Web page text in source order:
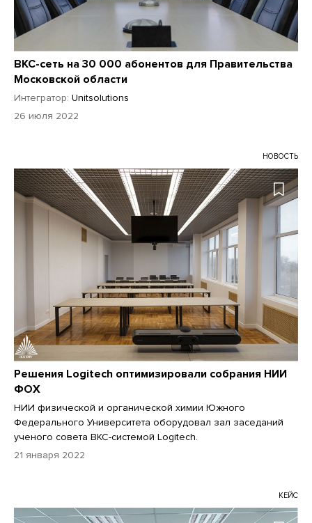
ВКС-сеть на 30 000 абонентов для Правительства
Московской области
Интегратор: Unitsolutions
26 июля 2022
НОВОСТЬ
Решения Logitech оптимизировали собрания НИИ
ФОХ
НИИ физической и органической химии Южного
Федерального Университета оборудовал зал заседаний
ученого совета ВКС-системой Logitech.
21 января 2022
КЕЙС